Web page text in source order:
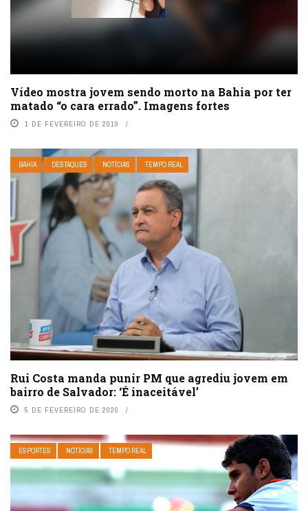
Vídeo mostra jovem sendo morto na Bahia por ter
matado “o cara errado”. Imagens fortes
1 DE FEVEREIRO DE 2019
BAHIA DESTAQUES NOTÍCIAS TEMPO REAL
Rui Costa manda punir PM que agrediu jovem em
bairro de Salvador: ‘É inaceitável’
5 DE FEVEREIRO DE 2020
ESPORTES NOTÍCIAS TEMPO REAL